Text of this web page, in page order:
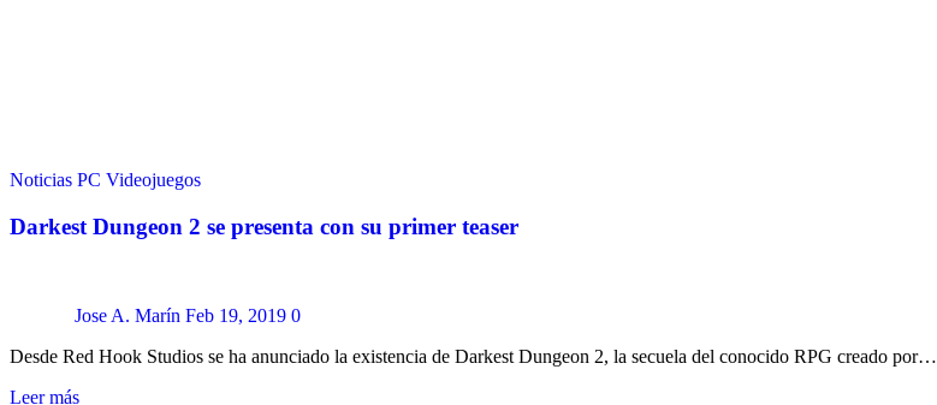
Noticias PC Videojuegos
Darkest Dungeon 2 se presenta con su primer teaser
Jose A. Marín Feb 19, 2019 0
Desde Red Hook Studios se ha anunciado la existencia de Darkest Dungeon 2, la secuela del conocido RPG creado por…
Leer más